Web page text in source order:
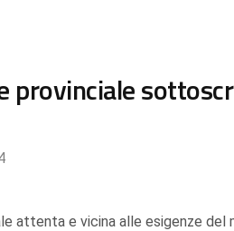
provinciale
attenta e vicina alle esigenze del